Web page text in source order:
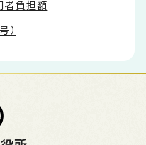
者負担額
）